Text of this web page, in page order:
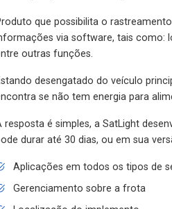
que possibilita o
via software, tais como:
entre outras funções.
desengatado do veículo
encontra se não tem energia para
resposta é simples, a SatLight
pode durar até 30 dias, ou em sua
Aplicações em todos os tipos de
Gerenciamento sobre a frota
Localização do implemento